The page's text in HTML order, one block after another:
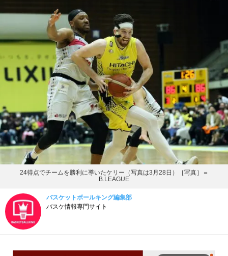
24得点でチームを勝利に導いたケリー（写真は3月28日）［写真］＝
B.LEAGUE
バスケットボールキング編集部
バスケ情報専門サイト